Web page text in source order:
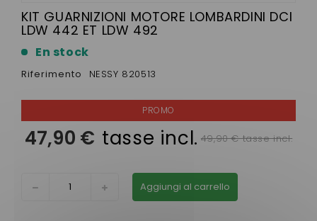
KIT GUARNIZIONI MOTORE LOMBARDINI DCI
LDW 442 ET LDW 492
En stock
Riferimento NESSY 820513
47,90 € tasse incl. 49,90 € tasse incl.
Aggiungi al carrello